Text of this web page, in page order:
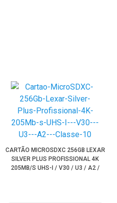
CARTÃO MICROSDXC 256GB LEXAR
SILVER PLUS PROFISSIONAL 4K
205MB/S UHS-I / V30 / U3 / A2 /